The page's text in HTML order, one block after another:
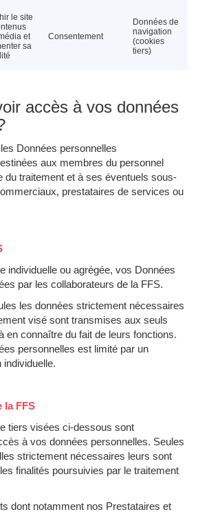
le site
et
sa
Consentement
Données de
navigation
(cookies
tiers)
accès à vos données
Données personnelles
aux membres du personnel
du traitement et à ses éventuels sous-
prestataires de services ou
individuelle ou agrégée, vos Données
par les collaborateurs de la FFS.
les données strictement nécessaires
visé sont transmises aux seuls
en connaître du fait de leurs fonctions.
personnelles est limité par un
individuelle.
la FFS
tiers visées ci-dessous sont
à vos données personnelles. Seules
strictement nécessaires leurs sont
finalités poursuivies par le traitement
dont notamment nos Prestataires et